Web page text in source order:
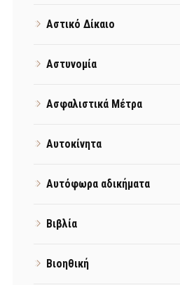
Αστικό Δίκαιο
Αστυνομία
Ασφαλιστικά Μέτρα
Αυτοκίνητα
Αυτόφωρα αδικήματα
Βιβλία
Βιοηθική